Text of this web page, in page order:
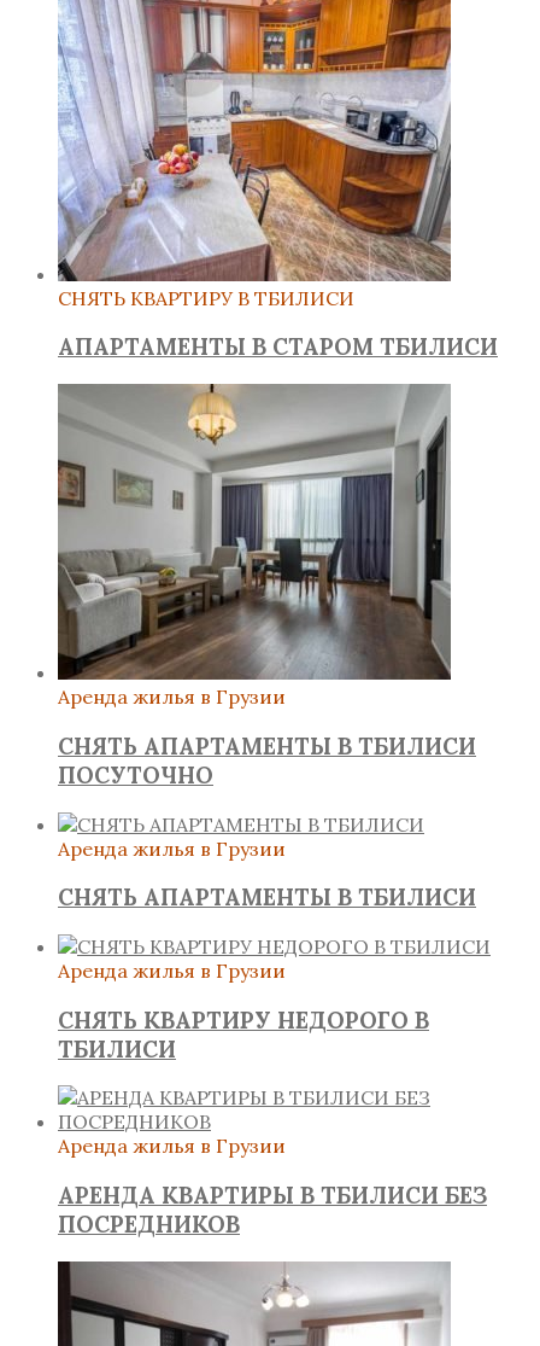
СНЯТЬ КВАРТИРУ В ТБИЛИСИ
АПАРТАМЕНТЫ В СТАРОМ ТБИЛИСИ
Аренда жилья в Грузии
СНЯТЬ АПАРТАМЕНТЫ В ТБИЛИСИ
ПОСУТОЧНО
Аренда жилья в Грузии
СНЯТЬ АПАРТАМЕНТЫ В ТБИЛИСИ
Аренда жилья в Грузии
СНЯТЬ КВАРТИРУ НЕДОРОГО В
ТБИЛИСИ
Аренда жилья в Грузии
АРЕНДА КВАРТИРЫ В ТБИЛИСИ БЕЗ
ПОСРЕДНИКОВ